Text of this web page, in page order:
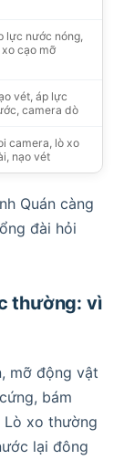
lực nước nóng,
xo cạo mỡ
vét, áp lực
camera dò
camera, lò xo
nạo vét
Quán càng
đài hỏi
thường: vì
mỡ động vật
bám
Lò xo thường
lại đông